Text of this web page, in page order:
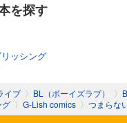
を探す
ッシング
イブ 〉 BL（ボーイズラブ） 〉
グ 〉 G-Lish comics 〉 つまらな